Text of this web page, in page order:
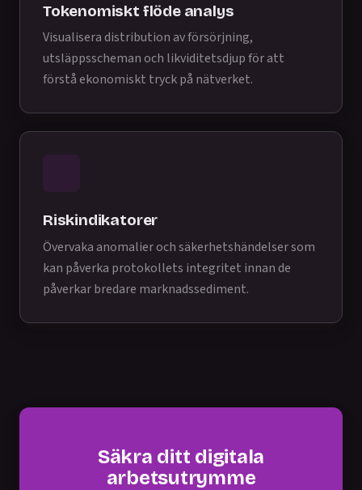
Tokenomiskt flöde analys
Visualisera distribution av försörjning,
utsläppsscheman och likviditetsdjup för att
förstå ekonomiskt tryck på nätverket.
Riskindikatorer
Övervaka anomalier och säkerhetshändelser som
kan påverka protokollets integritet innan de
påverkar bredare marknadssediment.
Säkra ditt digitala
arbetsutrymme